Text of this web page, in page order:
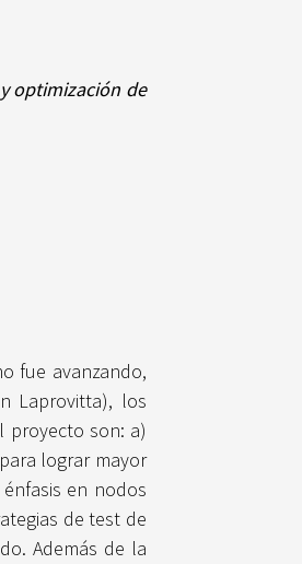
optimización de
fue avanzando,
Laprovitta), los
proyecto son: a)
lograr mayor
en nodos
de test de
Además de la